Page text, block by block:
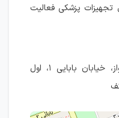
تجهیزات پزشکی فعالیت
آذربایجان شرقی، تبریز، شهرک پرواز، خیابان بابایی ۱، اول